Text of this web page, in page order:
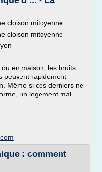
cloison mitoyenne
cloison mitoyenne
en maison, les bruits
peuvent rapidement
Même si ces derniers ne
un logement mal
: comment